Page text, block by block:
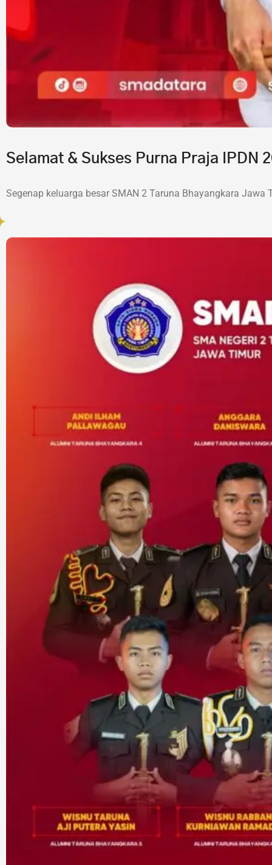
Selamat & Sukses Purna Praja IPDN
Segenap keluarga besar SMAN 2 Taruna Bhayangkara Jawa